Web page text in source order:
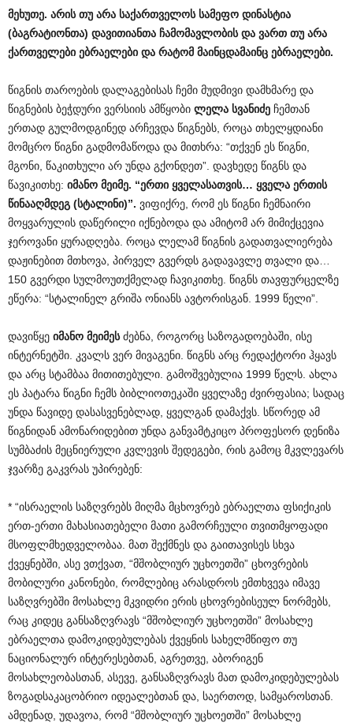
მეხუთე. არის თუ არა საქართველოს სამეფო დინასტია
(ბაგრატიონთა) დავითიანთა ჩამომავლობის და ვართ თუ არა
ქართველები ებრაელები და რატომ მაინცდამაინც ებრაელები.
წიგნის თაროების დალაგებისას ჩემი მუდმივი დამხმარე და
წიგნების ბეჭდური ვერსიის ამწყობი ლელა სვანიძე ჩემთან
ერთად გულმოდგინედ არჩევდა წიგნებს, როცა თხელყდიანი
მომცრო წიგნი გადმომაწოდა და მითხრა: “თქვენ ეს წიგნი,
მგონი, წაკითხული არ უნდა გქონდეთ”. დავხედე წიგნს და
წავიკითხე: იმანო მეიმე. “ერთი ყველასათვის… ყველა ერთის
წინააღმდეგ (სტალინი)”. ვიფიქრე, რომ ეს წიგნი ჩემნაირი
მოყვარულის დაწერილი იქნებოდა და ამიტომ არ მიმიქცევია
ჯეროვანი ყურადღება. როცა ლელამ წიგნის გადათვალიერება
დაჟინებით მთხოვა, პირველ გვერდს გადავავლე თვალი და…
150 გვერდი სულმოუთქმელად ჩავიკითხე. წიგნს თავფურცელზე
ეწერა: “სტალინელ გრიშა ონიანს ავტორისგან. 1999 წელი”.
დავიწყე იმანო მეიმესძებნა, როგორც საზოგადოებაში, ისე
ინტერნეტში. კვალს ვერ მივაგენი. წიგნს არც რედაქტორი ჰყავს
და არც სტამბაა მითითებული. გამოშვებულია 1999 წელს. ახლა
ეს პატარა წიგნი ჩემს ბიბლიოთეკაში ყველაზე ძვირფასია; სადაც
უნდა წავიდე დასასვენებლად, ყველგან დამაქვს. სწორედ ამ
წიგნიდან ამონარიდებით უნდა განვამტკიცო პროფესორ დენიზა
სუმბაძის მეცნიერული კვლევის შედეგები, რის გამოც მკვლევარს
ჯვარზე გაკვრას უპირებენ:
* “ისრაელის საზღვრებს მიღმა მცხოვრებ ებრაელთა ფსიქიკის
ერთ-ერთი მახასიათებელი მათი გამორჩეული თვითმყოფადი
მსოფლმხედველობაა. მათ შექმნეს და გაითავისეს სხვა
ქვეყნებში, ასე ვთქვათ, “მშობლიურ უცხოეთში” ცხოვრების
მობილური კანონები, რომლებიც არასდროს ემთხვევა იმავე
საზღვრებში მოსახლე მკვიდრი ერის ცხოვრებისეულ ნორმებს,
რაც კიდეც განსაზღვრავს “მშობლიურ უცხოეთში” მოსახლე
ებრაელთა დამოკიდებულებას ქვეყნის სახელმწიფო თუ
ნაციონალურ ინტერესებთან, აგრეთვე, აბორიგენ
მოსახლეობასთან, ასევე, განსაზღვრავს მათ დამოკიდებულებას
ზოგადსაკაცობრიო იდეალებთან და, საერთოდ, სამყაროსთან.
ამდენად, უდავოა, რომ “მშობლიურ უცხოეთში” მოსახლე